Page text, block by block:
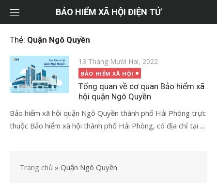
dung
BẢO HIỂM XÃ HỘI ĐIỆN TỬ
Thẻ: Quận Ngô Quyền
Đăng
vào
13 Tháng Mười Hai, 2022
BẢO HIỂM XÃ HỘI
Tổng quan về cơ quan Bảo hiểm xã
hội quận Ngô Quyền
Bảo hiểm xã hội quận Ngô Quyền thành phố Hải Phòng trực
thuộc Bảo hiểm xã hội thành phố Hải Phòng, có địa chỉ tại ...
Trang chủ » Quận Ngô Quyền